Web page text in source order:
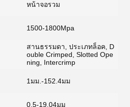
หน้าจอรวม
1500-1800Mpa
สานธรรมดา, ประเภทล็อค, D
ouble Crimped, Slotted Ope
ning, Intercrimp
1มม.-152.4มม
0.5-19.04มม